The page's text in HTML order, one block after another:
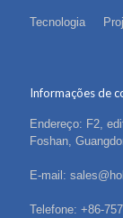
Tecnologia
Informações de
Endereço: F2,
Foshan,
E-mail:
Telefone: +86-